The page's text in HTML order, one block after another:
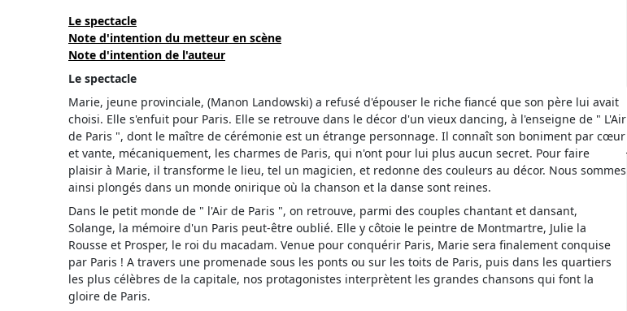
Le spectacle
Note d'intention du metteur en scène
Note d'intention de l'auteur
Le spectacle
Marie, jeune provinciale, (Manon Landowski) a refusé d'épouser le riche fiancé que son père lui avait
choisi. Elle s'enfuit pour Paris. Elle se retrouve dans le décor d'un vieux dancing, à l'enseigne de " L'Air
de Paris ", dont le maître de cérémonie est un étrange personnage. Il connaît son boniment par cœur
et vante, mécaniquement, les charmes de Paris, qui n'ont pour lui plus aucun secret. Pour faire
plaisir à Marie, il transforme le lieu, tel un magicien, et redonne des couleurs au décor. Nous sommes
ainsi plongés dans un monde onirique où la chanson et la danse sont reines.
Dans le petit monde de " l'Air de Paris ", on retrouve, parmi des couples chantant et dansant,
Solange, la mémoire d'un Paris peut-être oublié. Elle y côtoie le peintre de Montmartre, Julie la
Rousse et Prosper, le roi du macadam. Venue pour conquérir Paris, Marie sera finalement conquise
par Paris ! A travers une promenade sous les ponts ou sur les toits de Paris, puis dans les quartiers
les plus célèbres de la capitale, nos protagonistes interprètent les grandes chansons qui font la
gloire de Paris.